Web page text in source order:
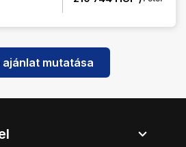
ajánlat mutatása